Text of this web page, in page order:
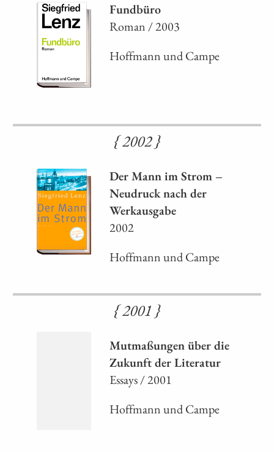
Fundbüro
Roman / 2003
Hoffmann und Campe
{ 2002 }
Der Mann im Strom –
Neudruck nach der
Werkausgabe
2002
Hoffmann und Campe
{ 2001 }
Mutmaßungen über die
Zukunft der Literatur
Essays / 2001
Hoffmann und Campe